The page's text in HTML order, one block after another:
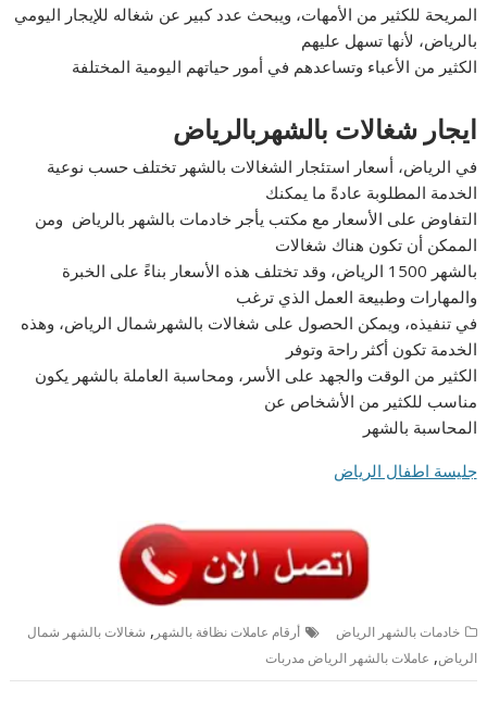
المريحة للكثير من الأمهات، ويبحث عدد كبير عن شغاله للإيجار اليومي
بالرياض، لأنها تسهل عليهم
الكثير من الأعباء وتساعدهم في أمور حياتهم اليومية المختلفة
ايجار شغالات بالشهربالرياض
في الرياض، أسعار استئجار الشغالات بالشهر تختلف حسب نوعية
الخدمة المطلوبة عادةً ما يمكنك
التفاوض على الأسعار مع مكتب يأجر خادمات بالشهر بالرياض ومن
الممكن أن تكون هناك شغالات
بالشهر 1500 الرياض، وقد تختلف هذه الأسعار بناءً على الخبرة
والمهارات وطبيعة العمل الذي ترغب
في تنفيذه، ويمكن الحصول على شغالات بالشهرشمال الرياض، وهذه
الخدمة تكون أكثر راحة وتوفر
الكثير من الوقت والجهد على الأسر، ومحاسبة العاملة بالشهر يكون
مناسب للكثير من الأشخاص عن
المحاسبة بالشهر
جليسة اطفال الرياض
خادمات بالشهر الرياض أرقام عاملات نظافة بالشهر , شغالات بالشهر شمال
الرياض, عاملات بالشهر الرياض مدربات